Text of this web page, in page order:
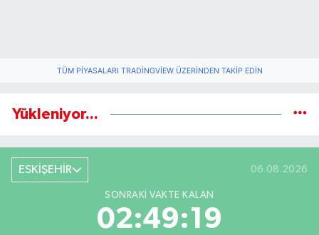
TÜM PIYASALARI TRADINGVIEW ÜZERINDEN TAKIP EDIN
Yükleniyor...
ESKİŞEHİR 06.08.2026
SONRAKI VAKTE KALAN
02:49:19